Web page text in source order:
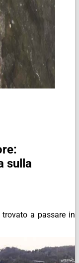
sulla
a passare in